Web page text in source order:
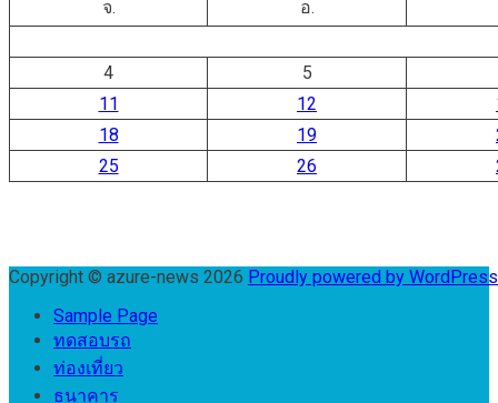
จ. อ.
4
5
11
12
18
19
25
26
Copyright © azure-news 2026 Proudly powered by
Sample Page
ทดสอบรถ
ท่องเที่ยว
ธนาคาร